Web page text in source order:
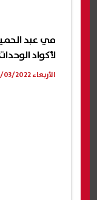
مي عبد
لأكواد
الأربعاء 30/03/2022 02:03 م